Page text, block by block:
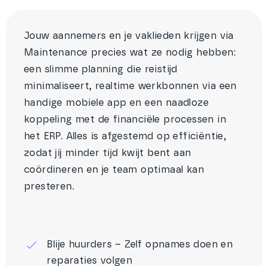
Jouw aannemers en je vaklieden krijgen via
Maintenance precies wat ze nodig hebben:
een slimme planning die reistijd
minimaliseert, realtime werkbonnen via een
handige mobiele app en een naadloze
koppeling met de financiële processen in
het ERP. Alles is afgestemd op efficiëntie,
zodat jij minder tijd kwijt bent aan
coördineren en je team optimaal kan
presteren.
Blije huurders – Zelf opnames doen en
reparaties volgen